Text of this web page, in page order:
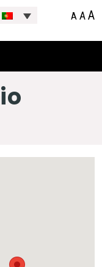
A AA